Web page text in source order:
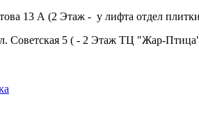
13 А (2 Этаж - у лифта отдел
Советская 5 ( - 2 Этаж ТЦ "Жар-